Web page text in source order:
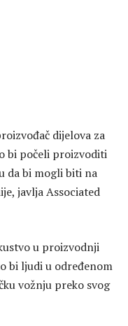
dijelova za
bi počeli proizvoditi
da bi mogli biti na
javlja Associated
u proizvodnji
bi ljudi u određenom
vožnju preko svog